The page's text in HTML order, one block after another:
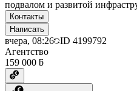
подвалом и развитой
Контакты
Написать
вчера, 08:26 ID 4199792
Агентство
159 000 ƃ